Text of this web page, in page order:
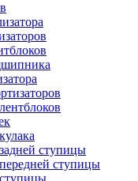
ступицы
ступицы